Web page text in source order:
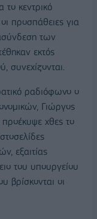
κεντρικό
προσπάθειες για
των
εκτός
συνεχίζονται.
ραδιόφωνο ο
Γιώργος
χθες το
εξαιτίας
του υπουργείου
βρίσκονται οι